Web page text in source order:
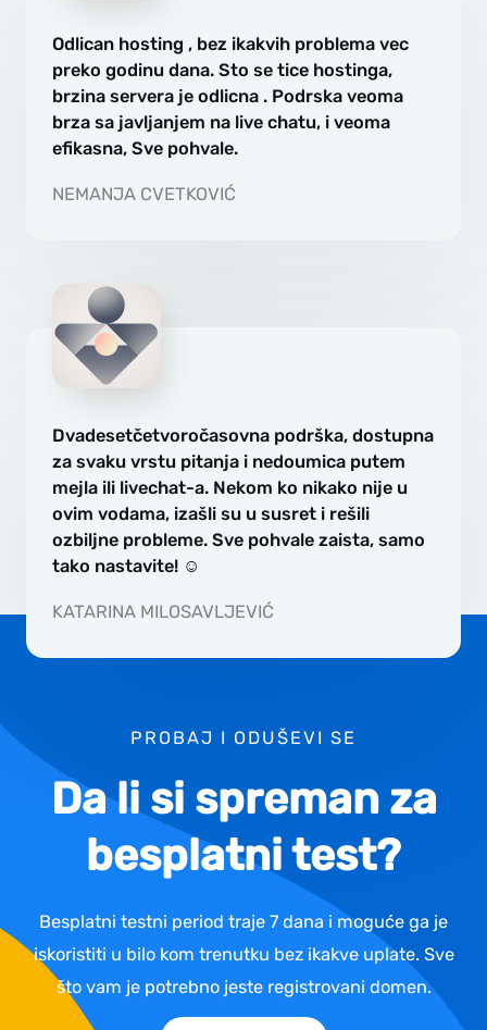
Odlican hosting , bez ikakvih problema vec
preko godinu dana. Sto se tice hostinga,
brzina servera je odlicna . Podrska veoma
brza sa javljanjem na live chatu, i veoma
efikasna, Sve pohvale.
NEMANJA CVETKOVIĆ
Dvadesetčetvoročasovna podrška, dostupna
za svaku vrstu pitanja i nedoumica putem
mejla ili livechat-a. Nekom ko nikako nije u
ovim vodama, izašli su u susret i rešili
ozbiljne probleme. Sve pohvale zaista, samo
tako nastavite! ☺
KATARINA MILOSAVLJEVIĆ
PROBAJ I ODUŠEVI SE
Da li si spreman za
besplatni test?
Besplatni testni period traje 7 dana i moguće ga je
iskoristiti u bilo kom trenutku bez ikakve uplate. Sve
što vam je potrebno jeste registrovani domen.